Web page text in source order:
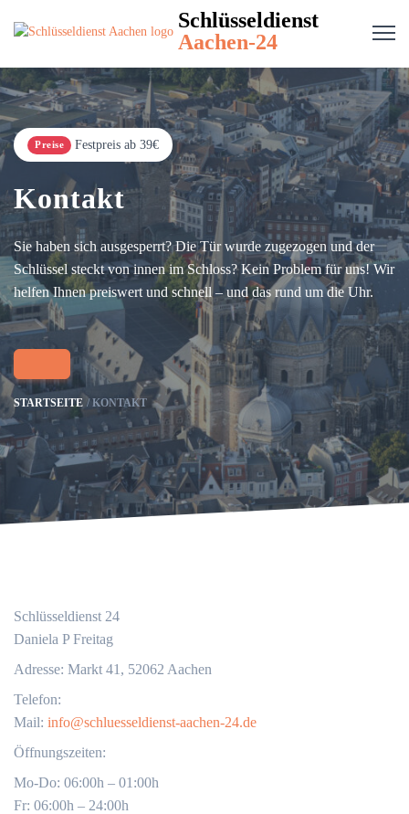
Schlüsseldienst
Aachen-24
Preise Festpreis ab 39€
Kontakt
Sie haben sich ausgesperrt? Die Tür wurde zugezogen und der
Schlüssel steckt von innen im Schloss? Kein Problem für uns! Wir
helfen Ihnen preiswert und schnell – und das rund um die Uhr.
STARTSEITE KONTAKT
Schlüsseldienst 24
Daniela P Freitag
Adresse: Markt 41, 52062 Aachen
Telefon:
Mail: info@schluesseldienst-aachen-24.de
Öffnungszeiten:
Mo-Do: 06:00h – 01:00h
Fr: 06:00h – 24:00h